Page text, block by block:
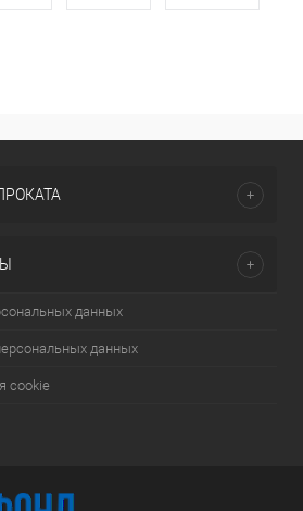
данных
данных
cookie